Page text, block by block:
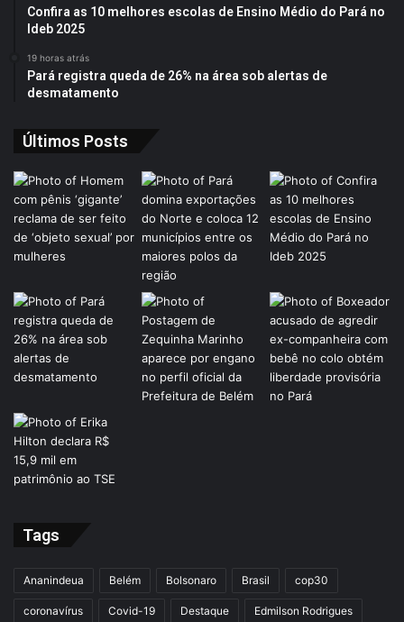
Confira as 10 melhores escolas de Ensino Médio do Pará no
Ideb 2025
19 horas atrás
Pará registra queda de 26% na área sob alertas de
desmatamento
Últimos Posts
Tags
Ananindeua Belém Bolsonaro Brasil cop30
coronavírus Covid-19 Destaque Edmilson Rodrigues